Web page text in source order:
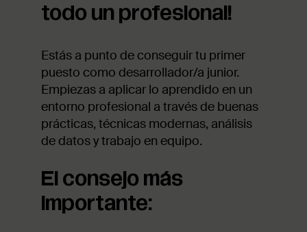
todo un profesional!
Estás a punto de conseguir tu primer
puesto como desarrollador/a junior.
Empiezas a aplicar lo aprendido en un
entorno profesional a través de buenas
prácticas, técnicas modernas, análisis
de datos y trabajo en equipo.
El consejo más
importante: